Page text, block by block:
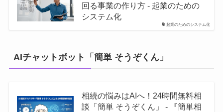
起業のためのシステム化
回る事業の作り方 - 起業のための
システム化
AIチャットボット「簡単 そうぞくん」
相続の悩みはAIへ！24時間無料相
談「簡単 そうぞくん」 - 『簡単相